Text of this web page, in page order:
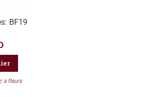
BF19
a fleurs